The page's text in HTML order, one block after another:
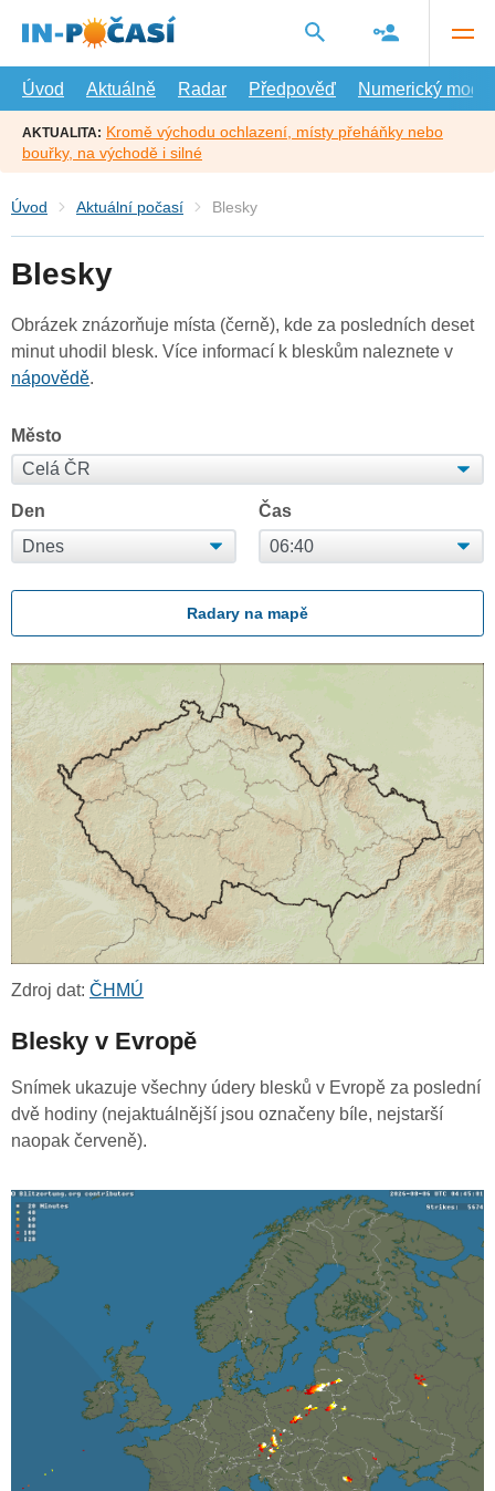
hlavní
Úvod
Aktuálně Radar Předpověď Numerický model
AKTUALITA: Kromě východu ochlazení, místy přeháňky nebo
bouřky, na východě i silné
Úvod Aktuální počasí Blesky
Blesky
Obrázek znázorňuje místa (černě), kde za posledních deset
minut uhodil blesk. Více informací k bleskům naleznete v
nápovědě.
Město
Den Čas
Radary na mapě
Zdroj dat: ČHMÚ
Blesky v Evropě
Snímek ukazuje všechny údery blesků v Evropě za poslední
dvě hodiny (nejaktuálnější jsou označeny bíle, nejstarší
naopak červeně).